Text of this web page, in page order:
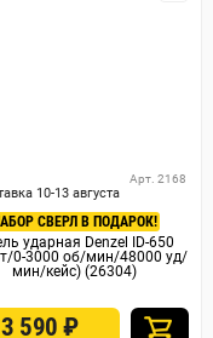
10-13 августа
Арт. 2168
СВЕРЛ В ПОДАРОК!
ударная Denzel ID-650
0-3000 об/мин/48000 уд/
мин/кейс) (26304)
3 590₽